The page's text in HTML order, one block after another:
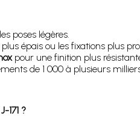
poses légères.
épais ou les fixations plus
pour une finition plus
de 1 000 à plusieurs
171 ?